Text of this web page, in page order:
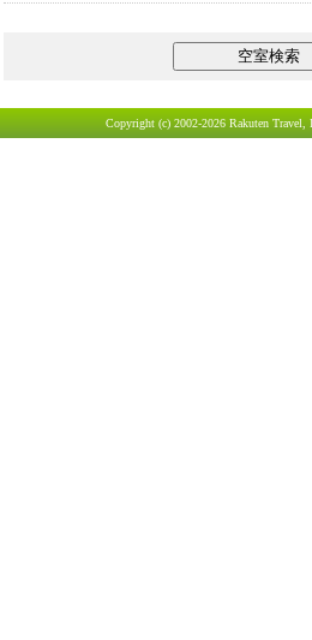
Copyright (c) 2002-2026 Rakuten Travel,